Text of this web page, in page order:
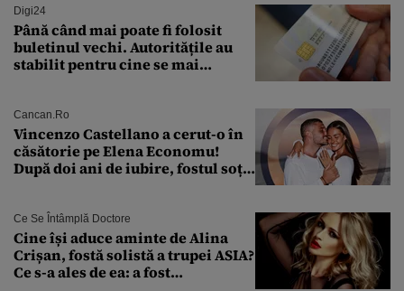
Digi24
Până când mai poate fi folosit
buletinul vechi. Autoritățile au
stabilit pentru cine se mai
Cancan.ro
Vincenzo Castellano a cerut-o în
căsătorie pe Elena Economu!
După doi ani de iubire, fostul soț
Ce Se Întâmplă Doctore
Cine își aduce aminte de Alina
Crișan, fostă solistă a trupei ASIA?
Ce s-a ales de ea: a fost